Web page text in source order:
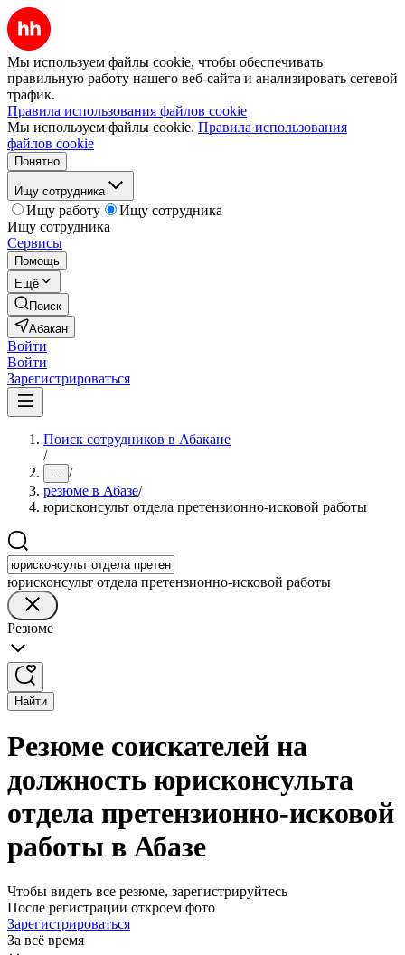
Мы используем файлы cookie, чтобы обеспечивать
правильную работу нашего веб-сайта и анализировать сетевой
трафик.
Правила использования файлов cookie
Мы используем файлы cookie. Правила использования
файлов cookie
Понятно
Ищу сотрудника
Ищу работу
Ищу сотрудника
Ищу сотрудника
Сервисы
Помощь
Ещё
Поиск
Абакан
Войти
Войти
Зарегистрироваться
Поиск сотрудников в Абакане
/
... /
резюме в Абазе/
юрисконсульт отдела претензионно-исковой работы
юрисконсульт отдела претензионно-исковой работы
Резюме
Найти
Резюме соискателей на
должность юрисконсульта
отдела претензионно-исковой
работы в Абазе
Чтобы видеть все резюме, зарегистрируйтесь
После регистрации откроем фото
Зарегистрироваться
За всё время